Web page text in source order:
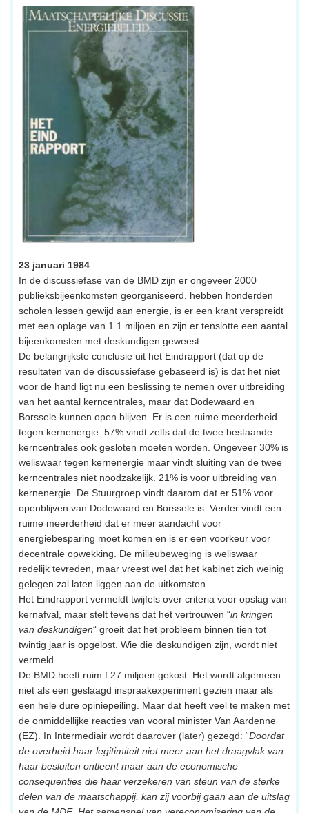
23 januari 1984
In de discussiefase van de BMD zijn er ongeveer 2000
publieksbijeenkomsten georganiseerd, hebben honderden
scholen lessen gewijd aan energie, is er een krant verspreidt
met een oplage van 1.1 miljoen en zijn er tenslotte een aantal
bijeenkomsten met deskundigen geweest.
De belangrijkste conclusie uit het Eindrapport (dat op de
resultaten van de discussiefase gebaseerd is) is dat het niet
voor de hand ligt nu een beslissing te nemen over uitbreiding
van het aantal kerncentrales, maar dat Dodewaard en
Borssele kunnen open blijven. Er is een ruime meerderheid
tegen kernenergie: 57% vindt zelfs dat de twee bestaande
kerncentrales ook gesloten moeten worden. Ongeveer 30% is
weliswaar tegen kernenergie maar vindt sluiting van de twee
kerncentrales niet noodzakelijk. 21% is voor uitbreiding van
kernenergie. De Stuurgroep vindt daarom dat er 51% voor
openblijven van Dodewaard en Borssele is. Verder vindt een
ruime meerderheid dat er meer aandacht voor
energiebesparing moet komen en is er een voorkeur voor
decentrale opwekking. De milieubeweging is weliswaar
redelijk tevreden, maar vreest wel dat het kabinet zich weinig
gelegen zal laten liggen aan de uitkomsten.
Het Eindrapport vermeldt twijfels over criteria voor opslag van
kernafval, maar stelt tevens dat het vertrouwen “in kringen
van deskundigen“ groeit dat het probleem binnen tien tot
twintig jaar is opgelost. Wie die deskundigen zijn, wordt niet
vermeld.
De BMD heeft ruim f 27 miljoen gekost. Het wordt algemeen
niet als een geslaagd inspraakexperiment gezien maar als
een hele dure opiniepeiling. Maar dat heeft veel te maken met
de onmiddellijke reacties van vooral minister Van Aardenne
(EZ). In Intermediair wordt daarover (later) gezegd: “Doordat
de overheid haar legitimiteit niet meer aan het draagvlak van
haar besluiten ontleent maar aan de economische
consequenties die haar verzekeren van steun van de sterke
delen van de maatschappij, kan zij voorbij gaan aan de uitslag